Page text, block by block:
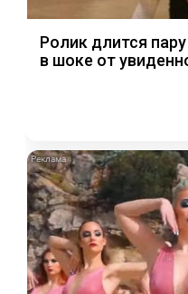
Ролик длится
в шоке от